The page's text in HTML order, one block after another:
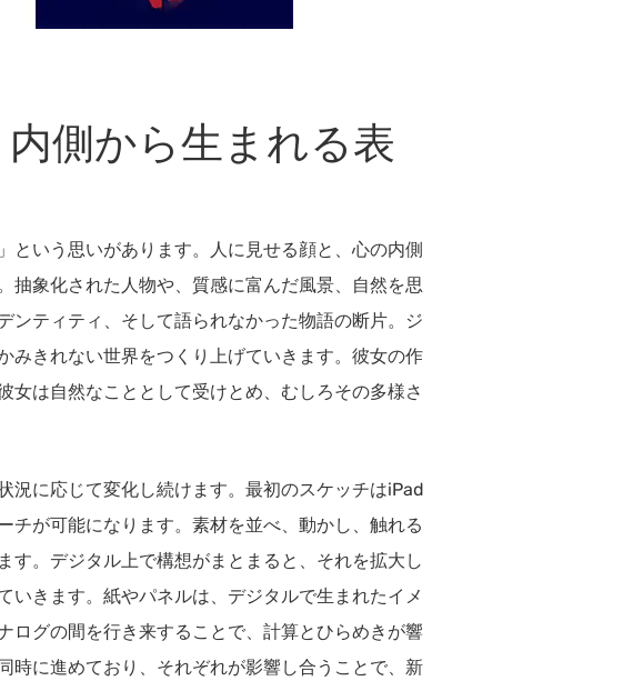
側から生まれる表
という思いがあります。人に見せる顔と、心の内側
抽象化された人物や、質感に富んだ風景、自然を思
ンティティ、そして語られなかった物語の断片。ジ
みきれない世界をつくり上げていきます。彼女の作
は自然なこととして受けとめ、むしろその多様さ
況に応じて変化し続けます。最初のスケッチはiPad
チが可能になります。素材を並べ、動かし、触れる
。デジタル上で構想がまとまると、それを拡大し
きます。紙やパネルは、デジタルで生まれたイメ
ログの間を行き来することで、計算とひらめきが響
時に進めており、それぞれが影響し合うことで、新